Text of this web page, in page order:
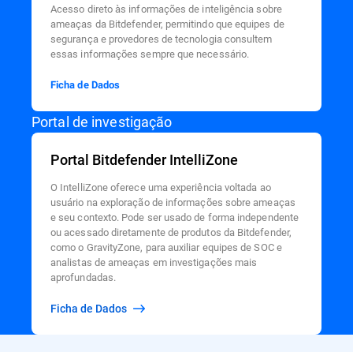
Acesso direto às informações de inteligência sobre
ameaças da Bitdefender, permitindo que equipes de
segurança e provedores de tecnologia consultem
essas informações sempre que necessário.
Ficha de Dados
Portal de investigação
Portal Bitdefender IntelliZone
O IntelliZone oferece uma experiência voltada ao
usuário na exploração de informações sobre ameaças
e seu contexto. Pode ser usado de forma independente
ou acessado diretamente de produtos da Bitdefender,
como o GravityZone, para auxiliar equipes de SOC e
analistas de ameaças em investigações mais
aprofundadas.
Ficha de Dados